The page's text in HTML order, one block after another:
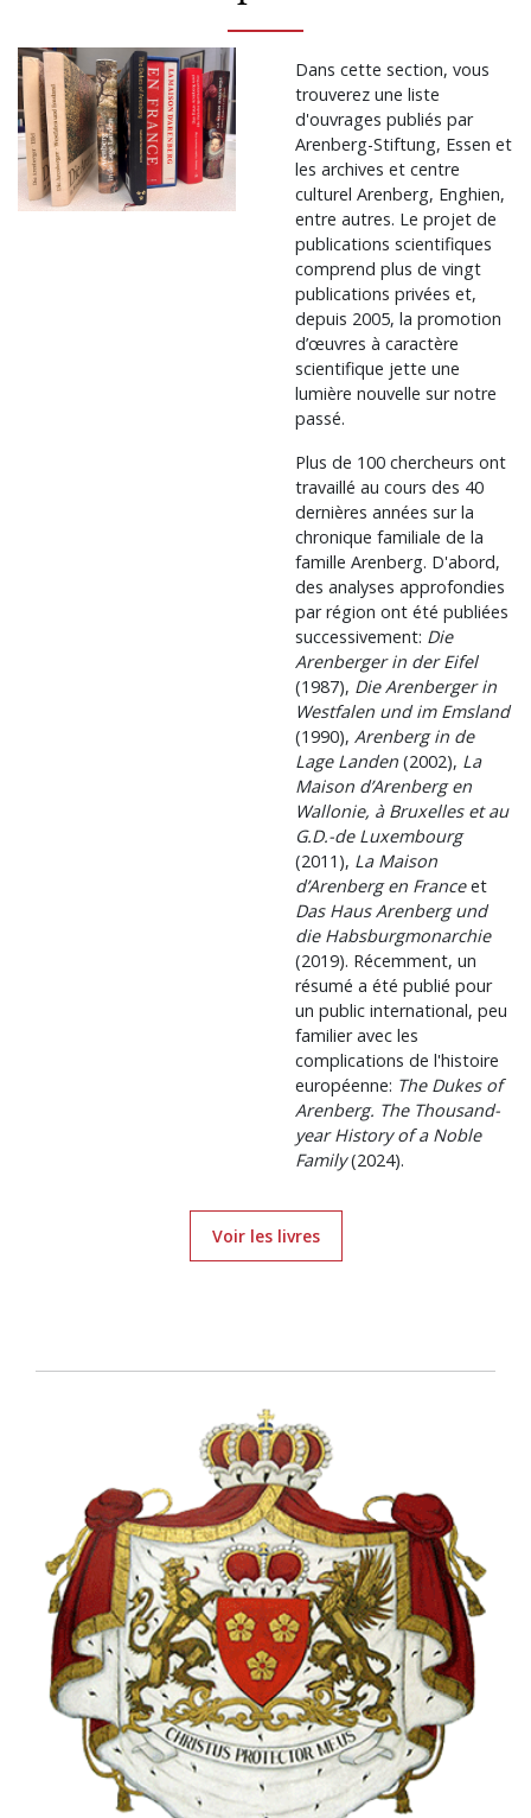
Dans cette section, vous
trouverez une liste
d'ouvrages publiés par
Arenberg-Stiftung, Essen et
les archives et centre
culturel Arenberg, Enghien,
entre autres. Le projet de
publications scientifiques
comprend plus de vingt
publications privées et,
depuis 2005, la promotion
d’œuvres à caractère
scientifique jette une
lumière nouvelle sur notre
passé.
Plus de 100 chercheurs ont
travaillé au cours des 40
dernières années sur la
chronique familiale de la
famille Arenberg. D'abord,
des analyses approfondies
par région ont été publiées
successivement: Die
Arenberger in der Eifel
(1987), Die Arenberger in
Westfalen und im Emsland
(1990), Arenberg in de
Lage Landen (2002), La
Maison d’Arenberg en
Wallonie, à Bruxelles et au
G.D.-de Luxembourg
(2011), La Maison
d’Arenberg en Franceet
Das Haus Arenberg und
die Habsburgmonarchie
(2019). Récemment, un
résumé a été publié pour
un public international, peu
familier avec les
complications de l'histoire
européenne: The Dukes of
Arenberg. The Thousand-
year History of a Noble
Family(2024).
Voir les livres